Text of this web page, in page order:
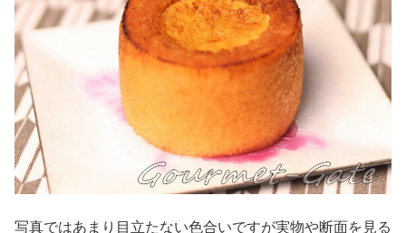
写真ではあまり目立たない色合いですが実物や断面を見る